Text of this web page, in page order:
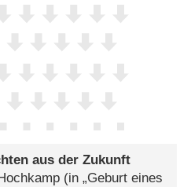
aus der Zukunft
(in „Geburt eines